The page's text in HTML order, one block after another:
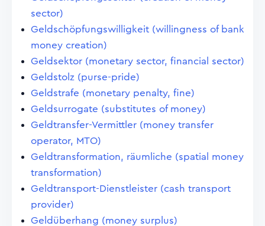
sector)
Geldschöpfungswilligkeit (willingness of bank
money creation)
Geldsektor (monetary sector, financial sector)
Geldstolz (purse-pride)
Geldstrafe (monetary penalty, fine)
Geldsurrogate (substitutes of money)
Geldtransfer-Vermittler (money transfer
operator, MTO)
Geldtransformation, räumliche (spatial money
transformation)
Geldtransport-Dienstleister (cash transport
provider)
Geldüberhang (money surplus)